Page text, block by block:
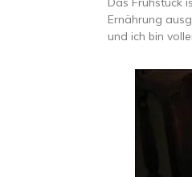
Ernährung
und ich bin